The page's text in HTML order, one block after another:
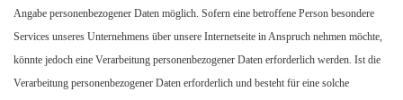
Angabe personenbezogener Daten möglich. Sofern eine betroffene Person besondere
Services unseres Unternehmens über unsere Internetseite in Anspruch nehmen möchte,
könnte jedoch eine Verarbeitung personenbezogener Daten erforderlich werden. Ist die
Verarbeitung personenbezogener Daten erforderlich und besteht für eine solche